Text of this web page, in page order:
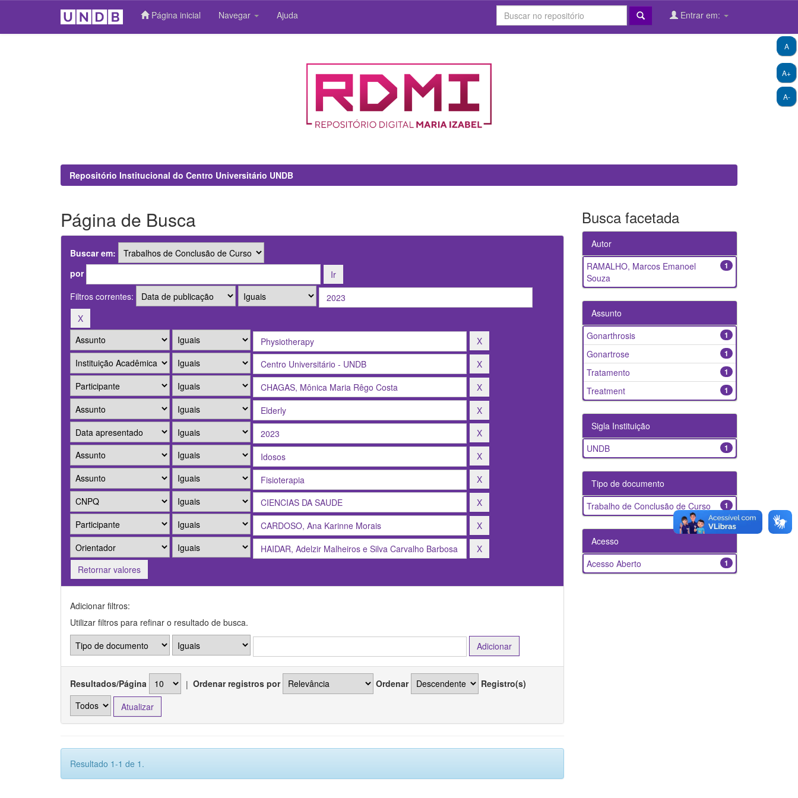
Página inicial Navegar Ajuda Entrar em:
A+
A-
A
Repositório Institucional do Centro Universitário UNDB
Página de Busca
Buscar em:
por
Filtros correntes:
Retornar valores
Adicionar filtros:
Utilizar filtros para refinar o resultado de busca.
Resultados/Página | Ordenar registros por Ordenar Registro(s)
Resultado 1-1 de 1.
Busca facetada
Autor
1
RAMALHO, Marcos Emanoel
Souza
Assunto
1
Gonarthrosis
1
Gonartrose
1
Tratamento
1
Treatment
Sigla Instituição
1
UNDB
Tipo de documento
1
Trabalho de Conclusão de Curso
Acesso
1
Acesso Aberto